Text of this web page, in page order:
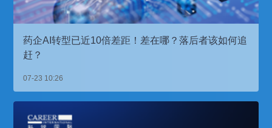
药企AI转型已近10倍差距！差在哪？落后者该如何追
赶？
07-23 10:26